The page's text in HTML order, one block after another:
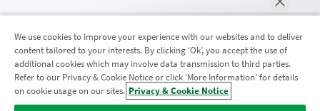
立即聊天
Qlik 社群
法律合約 產品條款 Legal Policies 法律條規
We use cookies to improve your experience with our websites and to deliver
content tailored to your interests. By clicking ‘Ok’, you accept the use of
additional cookies which may involve data transmission to third parties.
Refer to our Privacy & Cookie Notice or click ‘More Information’ for details
on cookie usage on our sites. Privacy & Cookie Notice